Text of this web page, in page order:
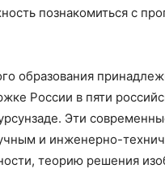
познакомиться с
образования
России в пяти
Эти
и инженерно-
теорию решения